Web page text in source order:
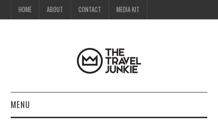
HOME ABOUT CONTACT MEDIA KIT
MENU